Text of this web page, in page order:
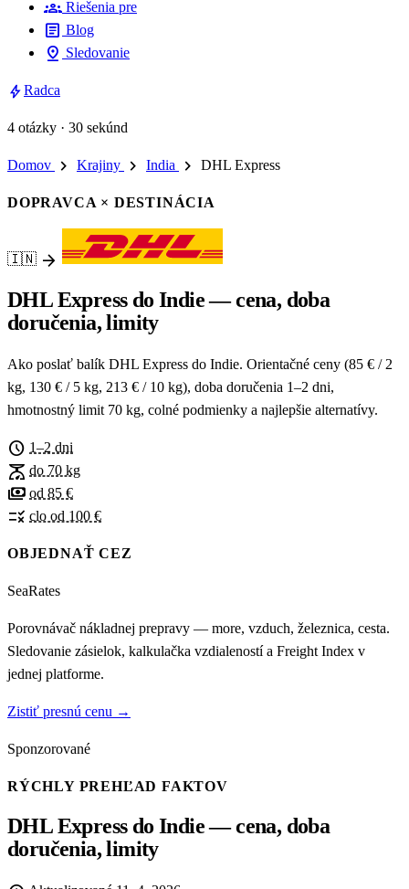
groups Riešenia pre
article Blog
pin_drop Sledovanie
boltRadca
4 otázky · 30 sekúnd
Domov chevron_right Krajiny chevron_right India chevron_right DHL Express
DOPRAVCA × DESTINÁCIA
🇮🇳 arrow_forward
DHL Express do Indie — cena, doba
doručenia, limity
Ako poslať balík DHL Express do Indie. Orientačné ceny (85 € / 2
kg, 130 € / 5 kg, 213 € / 10 kg), doba doručenia 1–2 dni,
hmotnostný limit 70 kg, colné podmienky a najlepšie alternatívy.
schedule 1–2 dni
scale do 70 kg
payments od 85 €
rule clo od 100 €
OBJEDNAŤ CEZ
SeaRates
Porovnávač nákladnej prepravy — more, vzduch, železnica, cesta.
Sledovanie zásielok, kalkulačka vzdialeností a Freight Index v
jednej platforme.
Zistiť presnú cenu →
Sponzorované
RÝCHLY PREHĽAD FAKTOV
DHL Express do Indie — cena, doba
doručenia, limity